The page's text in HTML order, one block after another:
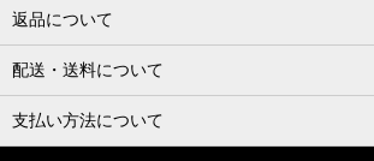
返品について
配送・送料について
支払い方法について